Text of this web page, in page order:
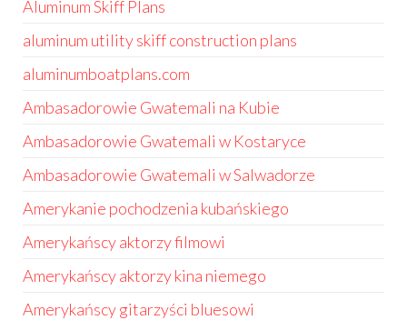
Aluminum Skiff Plans
aluminum utility skiff construction plans
aluminumboatplans.com
Ambasadorowie Gwatemali na Kubie
Ambasadorowie Gwatemali w Kostaryce
Ambasadorowie Gwatemali w Salwadorze
Amerykanie pochodzenia kubańskiego
Amerykańscy aktorzy filmowi
Amerykańscy aktorzy kina niemego
Amerykańscy gitarzyści bluesowi